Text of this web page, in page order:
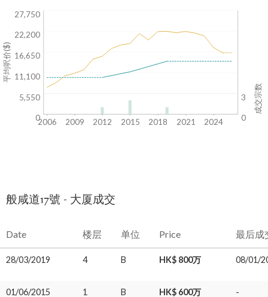
3
0
2006 2009 2012 2015 2018 2021 2024
成交宗数
27,750
22,200
16,650
11,100
5,550
0
平均呎价($)
般咸道17號 - 大厦成交
Date 楼层 单位 Price 最后成
28/03/2019 4 B HK$ 800万 08/01/
01/06/2015 1 B HK$ 600万 -